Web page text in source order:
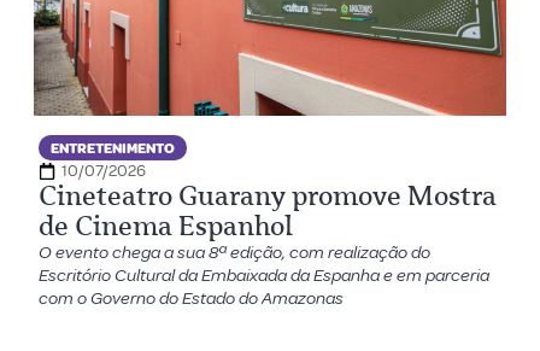
ENTRETENIMENTO
10/07/2026
Cineteatro Guarany promove Mostra
de Cinema Espanhol
O evento chega a sua 8ª edição, com realização do
Escritório Cultural da Embaixada da Espanha e em parceria
com o Governo do Estado do Amazonas